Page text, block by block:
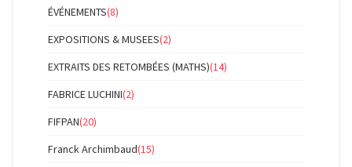
ÉVÉNEMENTS(8)
EXPOSITIONS & MUSEES(2)
EXTRAITS DES RETOMBÉES (MATHS)(14)
FABRICE LUCHINI(2)
FIFPAN(20)
Franck Archimbaud(15)